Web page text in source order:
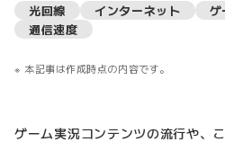
光回線 インターネット
ゲ
通信速度
本記事は作成時点の内容です。
ゲーム実況コンテンツの流行や、